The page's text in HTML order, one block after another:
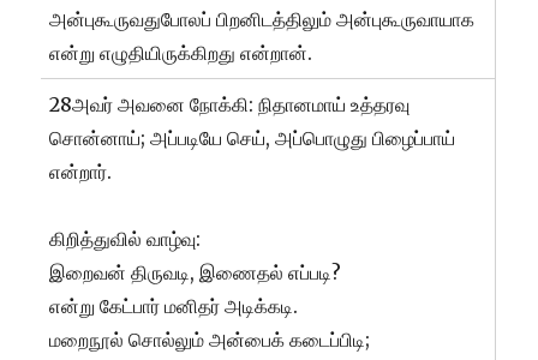
அன்புகூருவதுபோலப் பிறனிடத்திலும் அன்புகூருவாயாக
என்று எழுதியிருக்கிறது என்றான்.
28அவர் அவனை நோக்கி: நிதானமாய் உத்தரவு
சொன்னாய்; அப்படியே செய், அப்பொழுது பிழைப்பாய்
என்றார்.
கிறித்துவில் வாழ்வு:
இறைவன் திருவடி, இணைதல் எப்படி?
என்று கேட்பார் மனிதர் அடிக்கடி.
மறைநூல் சொல்லும் அன்பைக் கடைப்பிடி;